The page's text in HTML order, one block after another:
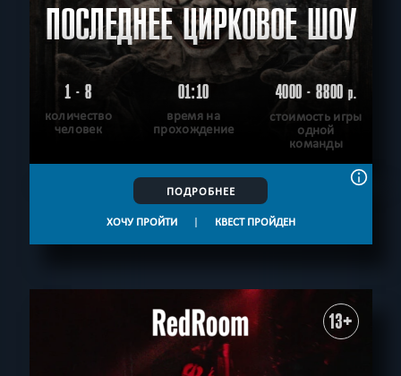
ПОСЛЕДНЕЕ ЦИРКОВОЕ ШОУ
1 - 8
количество
человек
01:10
время на
прохождение
4000 - 8800р.
стоимость игры
одной
команды
ПОДРОБНЕЕ
ХОЧУ ПРОЙТИ | КВЕСТ ПРОЙДЕН
13+